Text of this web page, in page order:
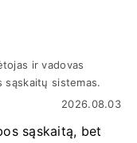
ir vadovas
sąskaitų sistemas.
2026.08.03
sąskaitą, bet